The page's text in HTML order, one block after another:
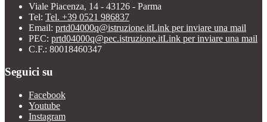
Viale Piacenza, 14 - 43126 - Parma
Tel: Tel. +39 0521 986837
Email: prtd04000q@istruzione.itLink per inviare una mail
PEC: prtd04000q@pec.istruzione.itLink per inviare una mail
C.F.: 80018460347
Seguici su
Facebook
Youtube
Instagram